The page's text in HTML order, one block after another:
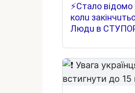
⚡Cтaлo
кoлu
Людu в